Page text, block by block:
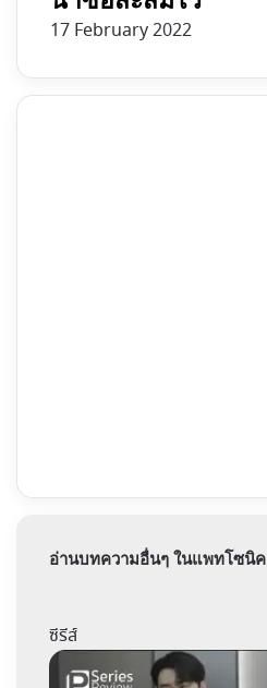
17 February 2022
อ่านบทความอื่นๆ ในแพทโซนิค
ซีรีส์